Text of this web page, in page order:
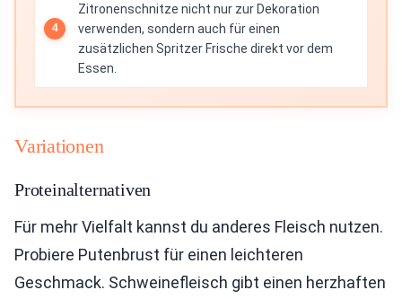
Zitronenschnitze nicht nur zur Dekoration
verwenden, sondern auch für einen
zusätzlichen Spritzer Frische direkt vor dem
Essen.
Variationen
Proteinalternativen
Für mehr Vielfalt kannst du anderes Fleisch nutzen.
Probiere Putenbrust für einen leichteren
Geschmack. Schweinefleisch gibt einen herzhaften